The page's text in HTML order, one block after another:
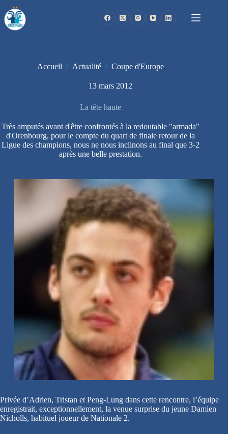
au
contenu
Accueil / Actualité / Coupe d'Europe
13 mars 2012
La tête haute
Très amputés avant d'être confrontés à la redoutable "armada"
d'Orenbourg, pour le compte du quart de finale retour de la
Ligue des champions, nous ne nous inclinons au final que 3-2
après une belle prestation.
Privée d’Adrien, Tristan et Peng-Lung dans cette rencontre, l’équipe
enregistrait, exceptionnellement, la venue surprise du jeune Damien
Nicholls, habituel joueur de Nationale 2.